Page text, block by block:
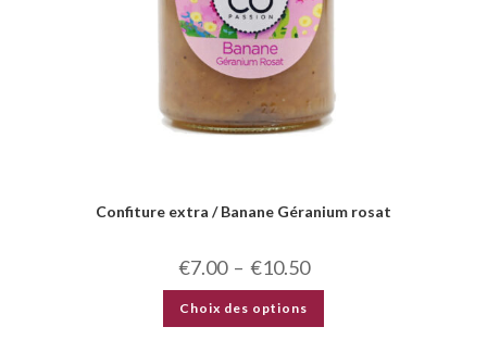
Confiture extra / Banane Géranium rosat
€7.00 – €10.50
Choix des options